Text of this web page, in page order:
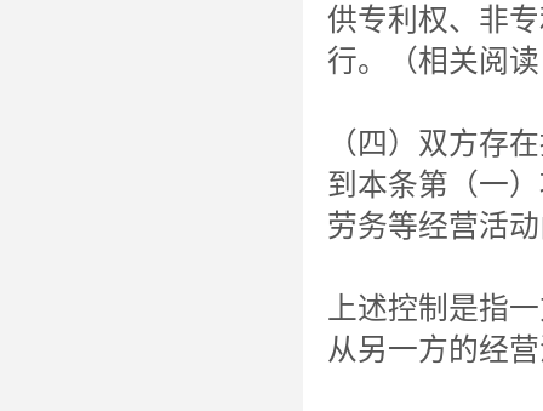
供专利权、非
行。（相关阅
（四）双方存
到本条第（一
劳务等经营活
上述控制是指
从另一方的经